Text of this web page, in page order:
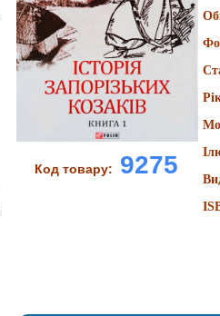
Код товару: 9275